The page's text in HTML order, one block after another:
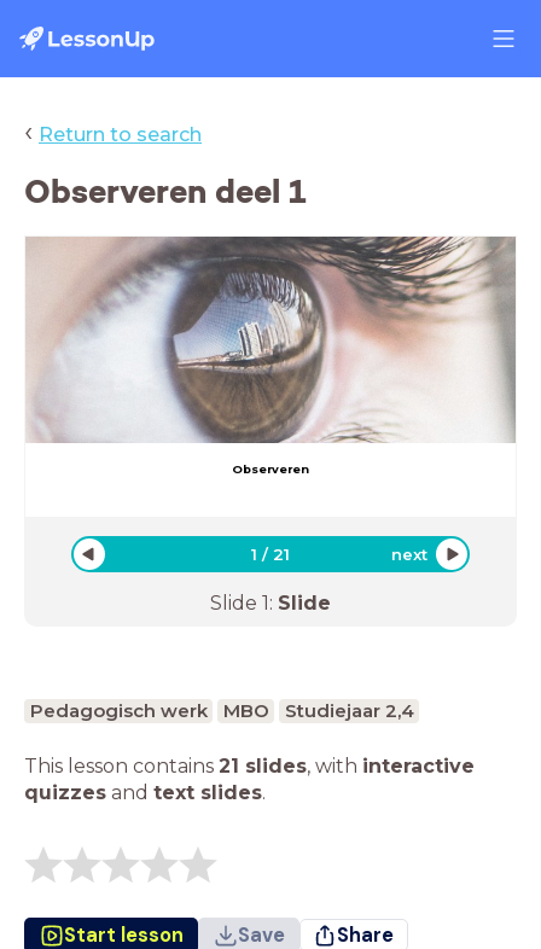
‹ Return to search
Observeren deel 1
Observeren
1 /21 next
Slide 1: Slide
Pedagogisch werk MBO Studiejaar 2,4
This lesson contains 21 slides, with interactive
quizzes and text slides.
Start lesson Save Share